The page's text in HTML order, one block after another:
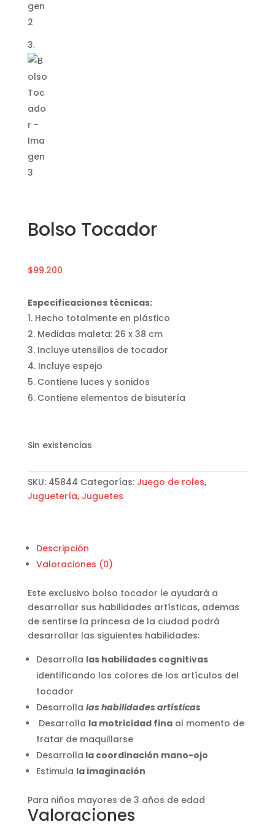
Bolso Tocador
$99.200
Especificaciones técnicas:
Hecho totalmente en plástico
Medidas maleta: 26 x 38 cm
Incluye utensilios de tocador
Incluye espejo
Contiene luces y sonidos
Contiene elementos de bisutería
Sin existencias
SKU: 45844 Categorías: Juego de roles,
Juguetería, Juguetes
Descripción
Valoraciones (0)
Este exclusivo bolso tocador le ayudará a
desarrollar sus habilidades artísticas, ademas
de sentirse la princesa de la ciudad podrá
desarrollar las siguientes habilidades:
Desarrolla las habilidades cognitivas
identificando los colores de los artículos del
tocador
Desarrolla las habilidades artísticas
Desarrolla la motricidad finaal momento de
tratar de maquillarse
Desarrolla la coordinación mano-ojo
Estimula la imaginación
Para niños mayores de 3 años de edad
Valoraciones